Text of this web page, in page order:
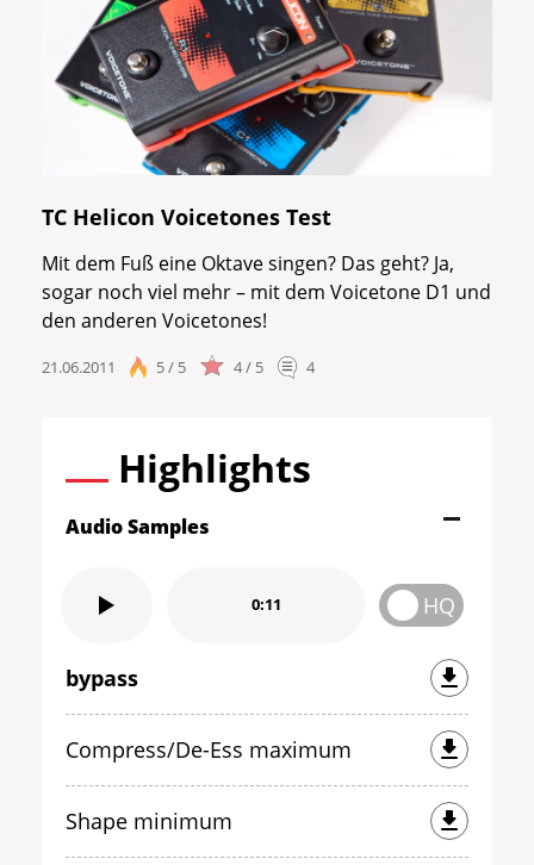
TC Helicon Voicetones Test
Mit dem Fuß eine Oktave singen? Das geht? Ja,
sogar noch viel mehr – mit dem Voicetone D1 und
den anderen Voicetones!
21.06.2011 5 / 5 4 / 5 4
Highlights
Audio Samples
0:11 HQ
bypass
Compress/De-Ess maximum
Shape minimum